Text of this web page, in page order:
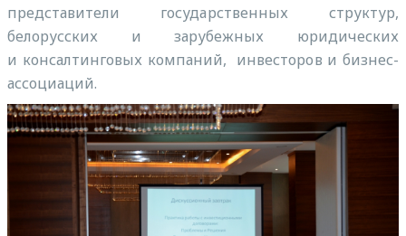
представители государственных структур,
белорусских и зарубежных юридических
и консалтинговых компаний, инвесторов и бизнес-
ассоциаций.